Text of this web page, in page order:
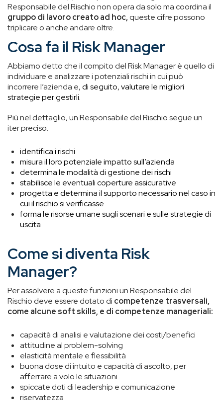
Responsabile del Rischio non opera da solo ma coordina il
gruppo di lavorocreato ad hoc, queste cifre possono
triplicare o anche andare oltre.
Cosa fa il Risk Manager
Abbiamo detto che il compito del Risk Manager è quello di
individuare e analizzare i potenziali rischi in cui può
incorrere l’azienda e,di seguito, valutare le migliori
strategie per gestirli.
Più nel dettaglio, un Responsabile del Rischio segue un
iter preciso:
identifica i rischi
misura il loro potenziale impatto sull’azienda
determina le modalità di gestione dei rischi
stabilisce le eventuali coperture assicurative
progetta e determina il supporto necessario nel caso in
cui il rischio si verificasse
forma le risorse umane sugli scenari e sulle strategie di
uscita
Come si diventa Risk
Manager?
Per assolvere a queste funzioni un Responsabile del
Rischio deve essere dotato di competenze trasversali,
come alcune soft skills, e di competenze manageriali:
capacità di analisi e valutazione dei costi/benefici
attitudine al problem-solving
elasticità mentale e flessibilità
buona dose di intuito e capacità di ascolto, per
afferrare a volo le situazioni
spiccate doti di leadership e comunicazione
riservatezza